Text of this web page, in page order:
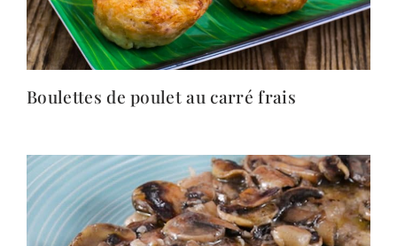
Boulettes de poulet au carré frais